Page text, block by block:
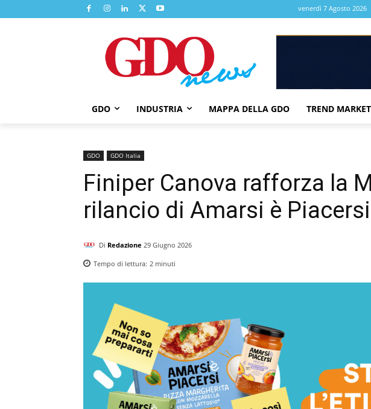
venerdì 7 Agosto 2026
GDO INDUSTRIA MAPPA DELLA GDO TREND MARKET
GDO GDO Italia
Finiper Canova rafforza la
rilancio di Amarsi è Piacersi
Di Redazione 29 Giugno 2026
Tempo di lettura: 2 minuti